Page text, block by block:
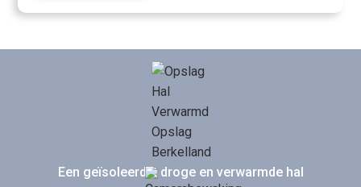
Een geïsoleerde, droge en verwarmde hal